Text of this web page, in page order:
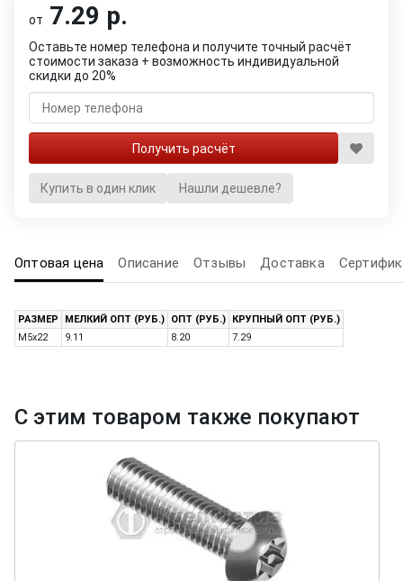
от 7.29 р.
Оставьте номер телефона и получите точный расчёт
стоимости заказа + возможность индивидуальной
скидки до 20%
Купить в один клик Нашли дешевле?
Оптовая цена Описание Отзывы Доставка
РАЗМЕР МЕЛКИЙ ОПТ (РУБ.) ОПТ (РУБ.)
КРУПНЫЙ ОПТ (РУБ.)
M5x22
9.11 8.20 7.29
С этим товаром также покупают